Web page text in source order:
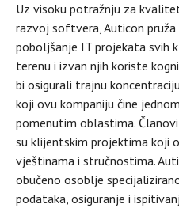
Uz visoku potražnju za
razvoj softvera, Auticon pruža
poboljšanje IT projekata svih
terenu i izvan njih koriste
bi osigurali trajnu
koji ovu kompaniju čine
pomenutim oblastima.
su klijentskim projektima koji
vještinama i stručnostima.
obučeno osoblje
podataka, osiguranje i